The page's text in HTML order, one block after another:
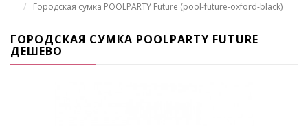
Городская сумка POOLPARTY Future (pool-future-oxford-black)
ГОРОДСКАЯ СУМКА POOLPARTY FUTURE
ДЕШЕВО